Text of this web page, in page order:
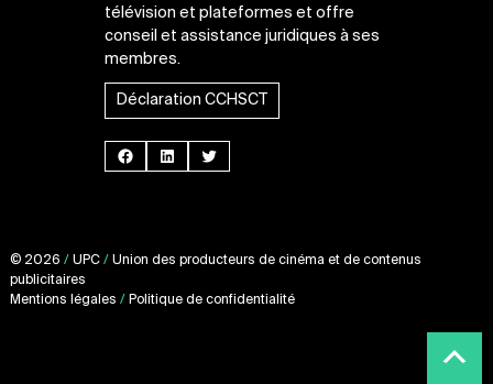
télévision et plateformes et offre
conseil et assistance juridiques à ses
membres.
Déclaration CCHSCT
Facebook
LinkedInTwitter
© 2026 / UPC / Union des producteurs de cinéma et de contenus
publicitaires
Mentions légales / Politique de confidentialité